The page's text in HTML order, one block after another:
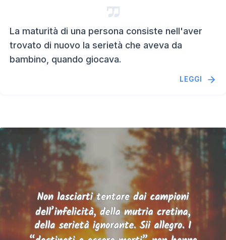
La maturità di una persona consiste nell'aver
trovato di nuovo la serietà che aveva da
bambino, quando giocava.
LEGGI